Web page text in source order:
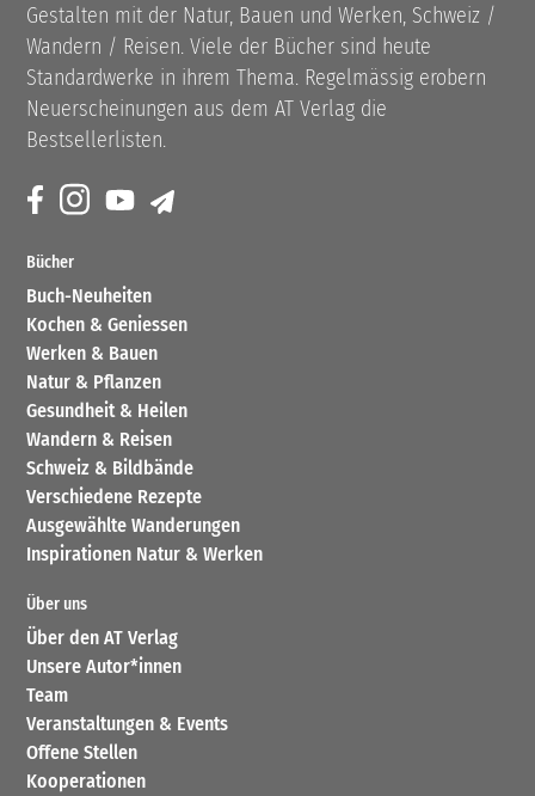
Gestalten mit der Natur, Bauen und Werken, Schweiz /
Wandern / Reisen. Viele der Bücher sind heute
Standardwerke in ihrem Thema. Regelmässig erobern
Neuerscheinungen aus dem AT Verlag die
Bestsellerlisten.
Bücher
Buch-Neuheiten
Kochen & Geniessen
Werken & Bauen
Natur & Pflanzen
Gesundheit & Heilen
Wandern & Reisen
Schweiz & Bildbände
Verschiedene Rezepte
Ausgewählte Wanderungen
Inspirationen Natur & Werken
Über uns
Über den AT Verlag
Unsere Autor*innen
Team
Veranstaltungen & Events
Offene Stellen
Kooperationen